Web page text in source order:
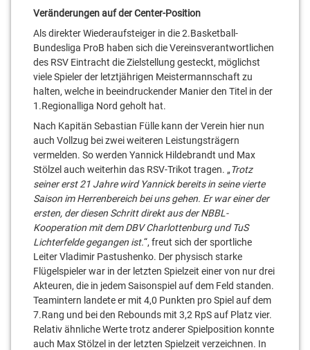
Veränderungen auf der Center-Position
Als direkter Wiederaufsteiger in die 2.Basketball-
Bundesliga ProB haben sich die Vereinsverantwortlichen
des RSV Eintracht die Zielstellung gesteckt, möglichst
viele Spieler der letztjährigen Meistermannschaft zu
halten, welche in beeindruckender Manier den Titel in der
1.Regionalliga Nord geholt hat.
Nach Kapitän Sebastian Fülle kann der Verein hier nun
auch Vollzug bei zwei weiteren Leistungsträgern
vermelden. So werden Yannick Hildebrandt und Max
Stölzel auch weiterhin das RSV-Trikot tragen. „Trotz
seiner erst 21 Jahre wird Yannick bereits in seine vierte
Saison im Herrenbereich bei uns gehen. Er war einer der
ersten, der diesen Schritt direkt aus der NBBL-
Kooperation mit dem DBV Charlottenburg und TuS
Lichterfelde gegangen ist.“, freut sich der sportliche
Leiter Vladimir Pastushenko. Der physisch starke
Flügelspieler war in der letzten Spielzeit einer von nur drei
Akteuren, die in jedem Saisonspiel auf dem Feld standen.
Teamintern landete er mit 4,0 Punkten pro Spiel auf dem
7.Rang und bei den Rebounds mit 3,2 RpS auf Platz vier.
Relativ ähnliche Werte trotz anderer Spielposition konnte
auch Max Stölzel in der letzten Spielzeit verzeichnen. In